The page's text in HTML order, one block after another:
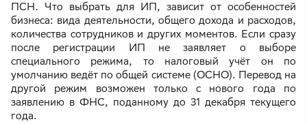
ПСН. Что выбрать для ИП, зависит от особенностей
бизнеса: вида деятельности, общего дохода и расходов,
количества сотрудников и других моментов. Если сразу
после регистрации ИП не заявляет о выборе
специального режима, то налоговый учёт он по
умолчанию ведёт по общей системе (ОСНО). Перевод на
другой режим возможен только с нового года по
заявлению в ФНС, поданному до 31 декабря текущего
года.